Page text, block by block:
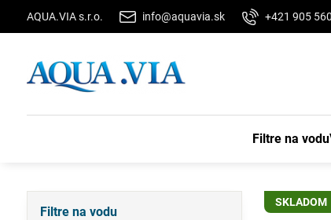
AQUA.VIA s.r.o. info@aquavia.sk +421 905
Filtre na vodu
SKLADOM
Filtre na vodu